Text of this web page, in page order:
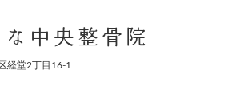
中央整骨院
経堂2丁目16-1